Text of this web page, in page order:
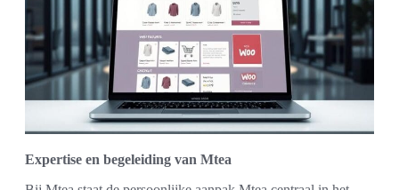
Expertise en begeleiding van Mtea